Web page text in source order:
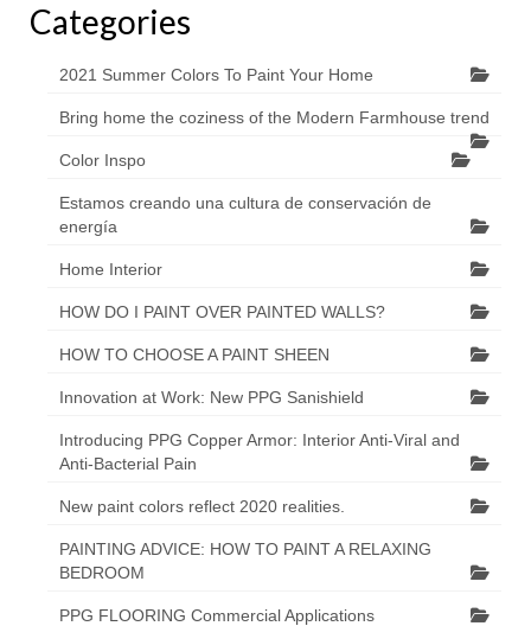
Categories
2021 Summer Colors To Paint Your Home
Bring home the coziness of the Modern Farmhouse trend
Color Inspo
Estamos creando una cultura de conservación de
energía
Home Interior
HOW DO I PAINT OVER PAINTED WALLS?
HOW TO CHOOSE A PAINT SHEEN
Innovation at Work: New PPG Sanishield
Introducing PPG Copper Armor: Interior Anti-Viral and
Anti-Bacterial Pain
New paint colors reflect 2020 realities.
PAINTING ADVICE: HOW TO PAINT A RELAXING
BEDROOM
PPG FLOORING Commercial Applications